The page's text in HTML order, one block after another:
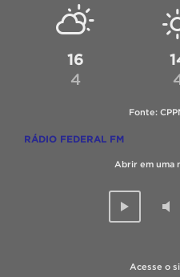
16
4
Fonte:
RÁDIO FEDERAL FM
Abrir em uma
Acesse o